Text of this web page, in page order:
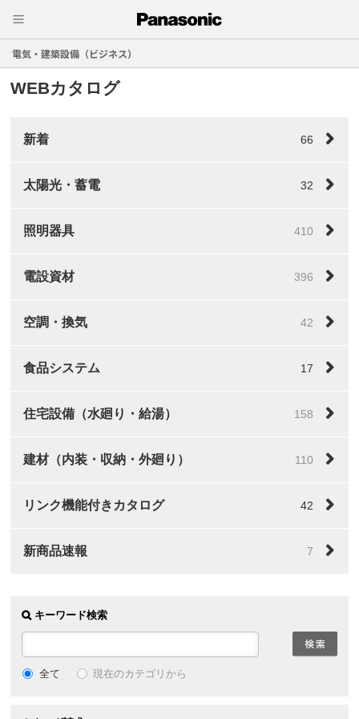
電気・建築設備（ビジネス）
WEBカタログ
新着 66
太陽光・蓄電 32
照明器具 410
電設資材 396
空調・換気 42
食品システム 17
住宅設備（水廻り・給湯） 158
建材（内装・収納・外廻り） 110
リンク機能付きカタログ 42
新商品速報 7
キーワード検索
全て 現在のカテゴリから